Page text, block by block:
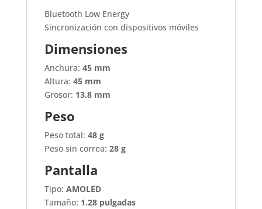
Bluetooth Low Energy
Sincronización con dispositivos móviles
Dimensiones
Anchura: 45 mm
Altura: 45 mm
Grosor: 13.8 mm
Peso
Peso total: 48 g
Peso sin correa: 28 g
Pantalla
Tipo: AMOLED
Tamaño: 1.28 pulgadas